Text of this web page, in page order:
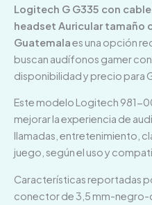
Logitech G G335 con
headset Auricular
Guatemalaes una opción
buscan audífonos gamer
disponibilidad y precio para
Este modelo Logitech 981-
mejorar la experiencia de
llamadas, entretenimiento,
juego, según el uso y
Características reportadas
conector de 3,5 mm-